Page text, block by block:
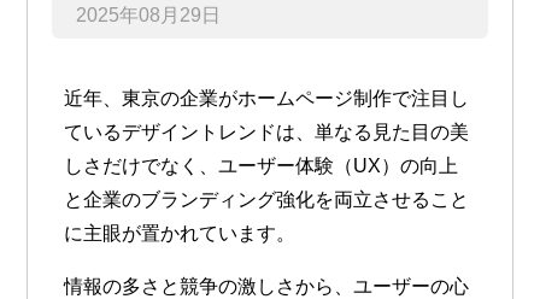
2025年08月29日
近年、東京の企業がホームページ制作で注目し
ているデザイントレンドは、単なる見た目の美
しさだけでなく、ユーザー体験（UX）の向上
と企業のブランディング強化を両立させること
に主眼が置かれています。
情報の多さと競争の激しさから、ユーザーの心